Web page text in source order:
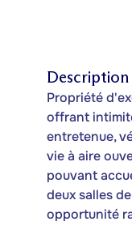
Description
Propriété
offrant
entretenue,
vie à aire
pouvant
deux salles
opportunité